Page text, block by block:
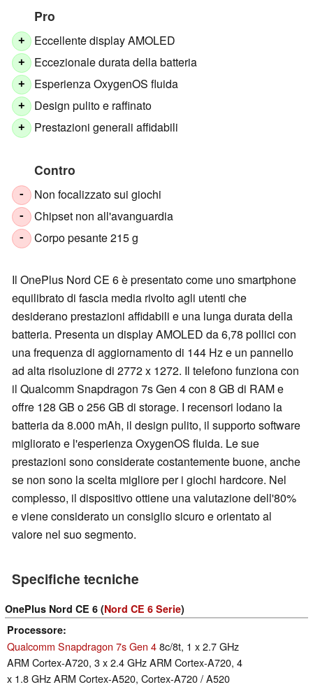
Pro
+ Eccellente display AMOLED
+ Eccezionale durata della batteria
+ Esperienza OxygenOS fluida
+ Design pulito e raffinato
+ Prestazioni generali affidabili
Contro
- Non focalizzato sui giochi
- Chipset non all'avanguardia
- Corpo pesante 215 g
Il OnePlus Nord CE 6 è presentato come uno smartphone
equilibrato di fascia media rivolto agli utenti che
desiderano prestazioni affidabili e una lunga durata della
batteria. Presenta un display AMOLED da 6,78 pollici con
una frequenza di aggiornamento di 144 Hz e un pannello
ad alta risoluzione di 2772 x 1272. Il telefono funziona con
il Qualcomm Snapdragon 7s Gen 4 con 8 GB di RAM e
offre 128 GB o 256 GB di storage. I recensori lodano la
batteria da 8.000 mAh, il design pulito, il supporto software
migliorato e l'esperienza OxygenOS fluida. Le sue
prestazioni sono considerate costantemente buone, anche
se non sono la scelta migliore per i giochi hardcore. Nel
complesso, il dispositivo ottiene una valutazione dell'80%
e viene considerato un consiglio sicuro e orientato al
valore nel suo segmento.
Specifiche tecniche
OnePlus Nord CE 6 (Nord CE 6 Serie)
Processore
Qualcomm Snapdragon 7s Gen 48c/8t, 1 x 2.7 GHz
ARM Cortex-A720, 3 x 2.4 GHz ARM Cortex-A720, 4
x 1.8 GHz ARM Cortex-A520, Cortex-A720 / A520